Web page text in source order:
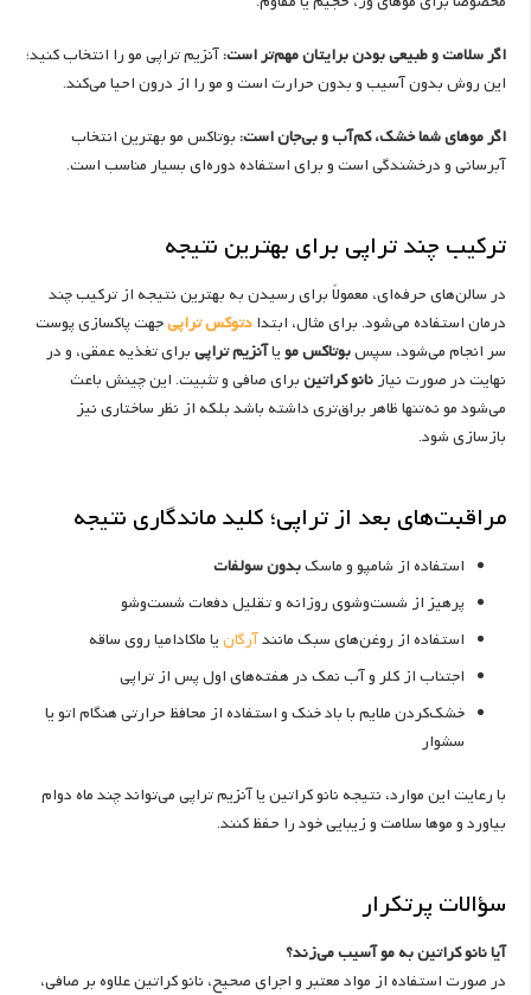
اگر سلامت و طبیعی بودن برایتان مهم‌تر است:آنزیم تراپی مو را انتخاب کنید؛
این روش بدون آسیب و بدون حرارت است و مو را از درون احیا می‌کند.
اگر موهای شما خشک، کم‌آب و بی‌جان است:بوتاکس مو بهترین انتخاب
آبرسانی و درخشندگی است و برای استفاده دوره‌ای بسیار مناسب است.
ترکیب چند تراپی برای بهترین نتیجه
در سالن‌های حرفه‌ای، معمولاً برای رسیدن به بهترین نتیجه از ترکیب چند
درمان استفاده می‌شود. برای مثال، ابتدادتوکس تراپیجهت پاکسازی پوست
سر انجام می‌شود، سپسبوتاکس مویاآنزیم تراپیبرای تغذیه عمقی، و در
نهایت در صورت نیازنانو کراتینبرای صافی و تثبیت. این چینش باعث
می‌شود مو نه‌تنها ظاهر براق‌تری داشته باشد بلکه از نظر ساختاری نیز
بازسازی شود.
مراقبت‌های بعد از تراپی؛ کلید ماندگاری نتیجه
استفاده از شامپو و ماسکبدون سولفات
پرهیز از شست‌وشوی روزانه و تقلیل دفعات شست‌وشو
استفاده از روغن‌های سبک مانندآرگانیا ماکادامیا روی ساقه
اجتناب از کلر و آب نمک در هفته‌های اول پس از تراپی
خشک‌کردن ملایم با باد خنک و استفاده از محافظ حرارتی هنگام اتو یا
سشوار
با رعایت این موارد، نتیجه نانو کراتین یا آنزیم تراپی می‌تواند چند ماه دوام
بیاورد و موها سلامت و زیبایی خود را حفظ کنند.
سؤالات پرتکرار
آیا نانو کراتین به مو آسیب می‌زند؟
در صورت استفاده از مواد معتبر و اجرای صحیح، نانو کراتین علاوه بر صافی،